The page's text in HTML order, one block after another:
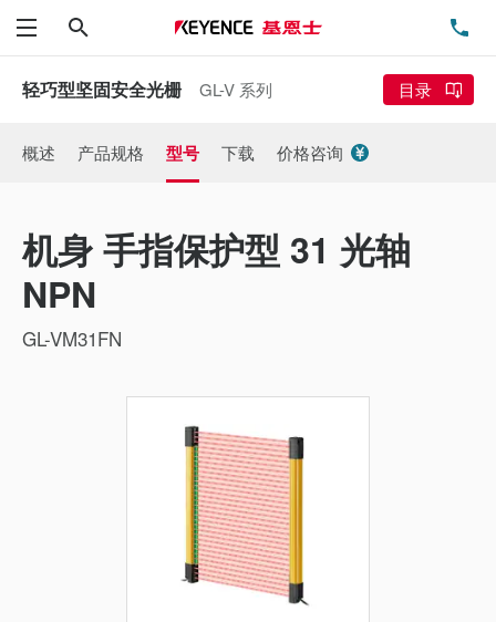
菜单
轻巧型坚固安全光栅 GL-V 系列 目录
概述 产品规格 型号 下载 价格咨询
机身 手指保护型 31 光轴
NPN
GL-VM31FN